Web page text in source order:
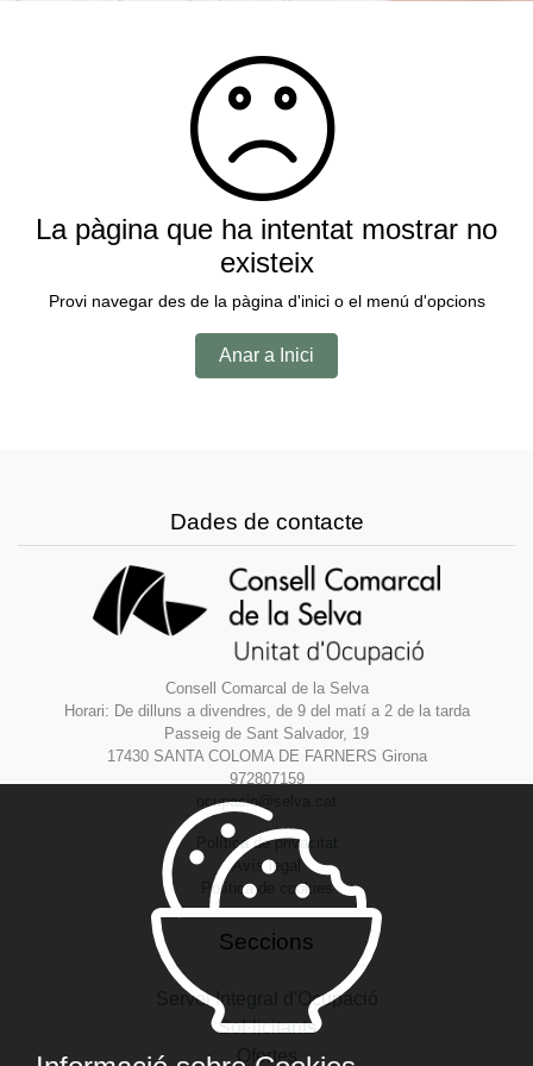
La pàgina que ha intentat mostrar no
existeix
Provi navegar des de la pàgina d'inici o el menú d'opcions
Anar a Inici
Dades de contacte
Consell Comarcal de la Selva
Horari: De dilluns a divendres, de 9 del matí a 2 de la tarda
Passeig de Sant Salvador, 19
17430 SANTA COLOMA DE FARNERS Girona
972807159
ocupacio@selva.cat
Política de privacitat
Avís legal
Política de cookies
Seccions
Servei Integral d'Ocupació
Sol·licitants
Ofertes